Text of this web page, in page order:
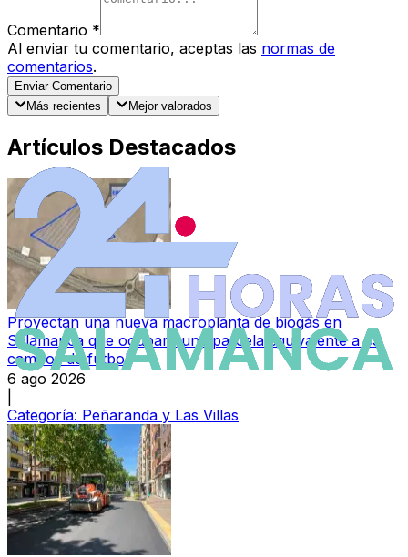
Comentario *
Al enviar tu comentario, aceptas las normas de
comentarios.
Enviar Comentario
Más recientes
Mejor valorados
Artículos Destacados
Proyectan una nueva macroplanta de biogás en
Salamanca que ocupará una parcela equivalente a 35
campos de fútbol
6 ago 2026
Categoría: Peñaranda y Las Villas